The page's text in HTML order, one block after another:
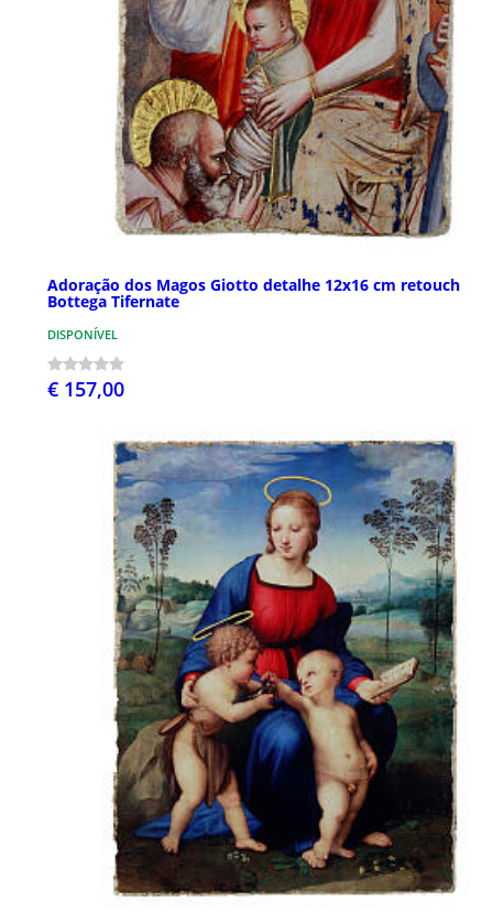
Adoração dos Magos Giotto detalhe 12x16 cm retouch
Bottega Tifernate
DISPONÍVEL
€ 157,00